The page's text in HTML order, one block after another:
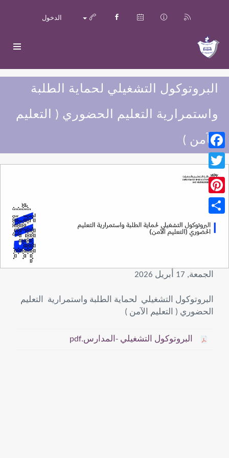
الدخول
البروتوكول التشغيلي لحماية الطلبة
واستمرارية التعليم الحضوري ( التعليم
الآمن )
Facebook
Twitter
Pinterest
Share
الجمعة, 17 أبريل 2026
البروتوكول التشغيلي لحماية الطلبة واستمرارية التعليم
الحضوري ( التعليم الآمن )
البروتوكول التشغيلي -المدارس.pdf